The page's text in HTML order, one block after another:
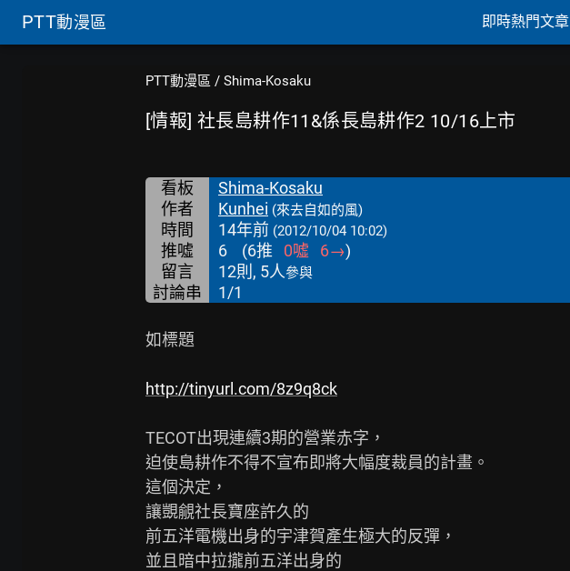
PTT動漫區 即時熱門文章
PTT動漫區 / Shima-Kosaku
[情報] 社長島耕作11&係長島耕作2 10/16上市
看板
Shima-Kosaku
作者
Kunhei (來去自如的風)
時間 14年前 (2012/10/04 10:02)
推噓 6 (6推 0噓 6→)
留言
12則, 5人參與
討論串 1/1
如標題
http://tinyurl.com/8z9q8ck
TECOT出現連續3期的營業赤字，
迫使島耕作不得不宣布即將大幅度裁員的計畫。
這個決定，
讓覬覦社長寶座許久的
前五洋電機出身的宇津賀產生極大的反彈，
並且暗中拉攏前五洋出身的